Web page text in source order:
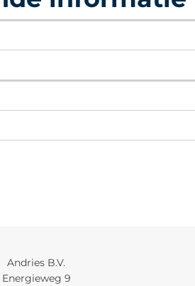
Andries B.V.
Energieweg 9